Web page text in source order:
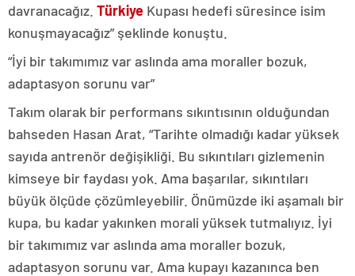
davranacağız. Türkiye Kupası hedefi süresince isim
konuşmayacağız” şeklinde konuştu.
“İyi bir takımımız var aslında ama moraller bozuk,
adaptasyon sorunu var”
Takım olarak bir performans sıkıntısının olduğundan
bahseden Hasan Arat, “Tarihte olmadığı kadar yüksek
sayıda antrenör değişikliği. Bu sıkıntıları gizlemenin
kimseye bir faydası yok. Ama başarılar, sıkıntıları
büyük ölçüde çözümleyebilir. Önümüzde iki aşamalı bir
kupa, bu kadar yakınken morali yüksek tutmalıyız. İyi
bir takımımız var aslında ama moraller bozuk,
adaptasyon sorunu var. Ama kupayı kazanınca ben